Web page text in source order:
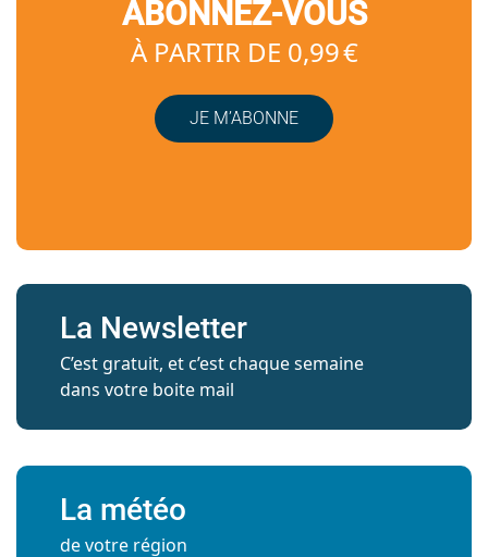
ABONNEZ-VOUS
À PARTIR DE 0,99 €
JE M’ABONNE
La Newsletter
C’est gratuit, et c’est chaque semaine
dans votre boite mail
La météo
de votre région